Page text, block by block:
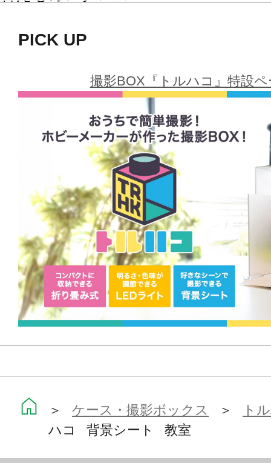
撮れる便利なアイテムです。
■Vol.1：ラインナップ
白 / 赤 / 黒 / 青 / 黄 / 緑 / グラデーシ
木目 / 桜道 / 空 / 大理石 / チェーンベ
教室 / 壁 / チェーンベース2連
※画像は試作品です。実際の商品と
ます。
PICK UP
撮影BOX『トルハコ』特設
＞ ケース・撮影ボックス ＞
ト
ハコ 背景シート 教室